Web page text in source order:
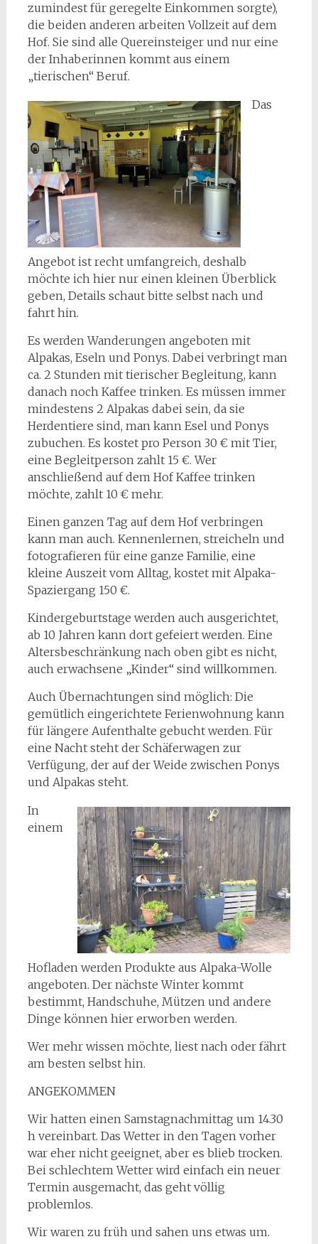
zumindest für geregelte Einkommen sorgte),
die beiden anderen arbeiten Vollzeit auf dem
Hof. Sie sind alle Quereinsteiger und nur eine
der Inhaberinnen kommt aus einem
„tierischen“ Beruf.
Das
Angebot ist recht umfangreich, deshalb
möchte ich hier nur einen kleinen Überblick
geben, Details schaut bitte selbst nach und
fahrt hin.
Es werden Wanderungen angeboten mit
Alpakas, Eseln und Ponys. Dabei verbringt man
ca. 2 Stunden mit tierischer Begleitung, kann
danach noch Kaffee trinken. Es müssen immer
mindestens 2 Alpakas dabei sein, da sie
Herdentiere sind, man kann Esel und Ponys
zubuchen. Es kostet pro Person 30 € mit Tier,
eine Begleitperson zahlt 15 €. Wer
anschließend auf dem Hof Kaffee trinken
möchte, zahlt 10 € mehr.
Einen ganzen Tag auf dem Hof verbringen
kann man auch. Kennenlernen, streicheln und
fotografieren für eine ganze Familie, eine
kleine Auszeit vom Alltag, kostet mit Alpaka-
Spaziergang 150 €.
Kindergeburtstage werden auch ausgerichtet,
ab 10 Jahren kann dort gefeiert werden. Eine
Altersbeschränkung nach oben gibt es nicht,
auch erwachsene „Kinder“ sind willkommen.
Auch Übernachtungen sind möglich: Die
gemütlich eingerichtete Ferienwohnung kann
für längere Aufenthalte gebucht werden. Für
eine Nacht steht der Schäferwagen zur
Verfügung, der auf der Weide zwischen Ponys
und Alpakas steht.
In
einem
Hofladen werden Produkte aus Alpaka-Wolle
angeboten. Der nächste Winter kommt
bestimmt, Handschuhe, Mützen und andere
Dinge können hier erworben werden.
Wer mehr wissen möchte, liest nach oder fährt
am besten selbst hin.
ANGEKOMMEN
Wir hatten einen Samstagnachmittag um 14.30
h vereinbart. Das Wetter in den Tagen vorher
war eher nicht geeignet, aber es blieb trocken.
Bei schlechtem Wetter wird einfach ein neuer
Termin ausgemacht, das geht völlig
problemlos.
Wir waren zu früh und sahen uns etwas um.